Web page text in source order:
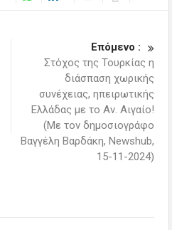
Επόμενο :
Στόχος της Τουρκίας η
διάσπαση χωρικής
συνέχειας, ηπειρωτικής
Ελλάδας με το Αν. Αιγαίο!
(Με τον δημοσιογράφο
Βαγγέλη Βαρδάκη, Newshub,
15-11-2024)